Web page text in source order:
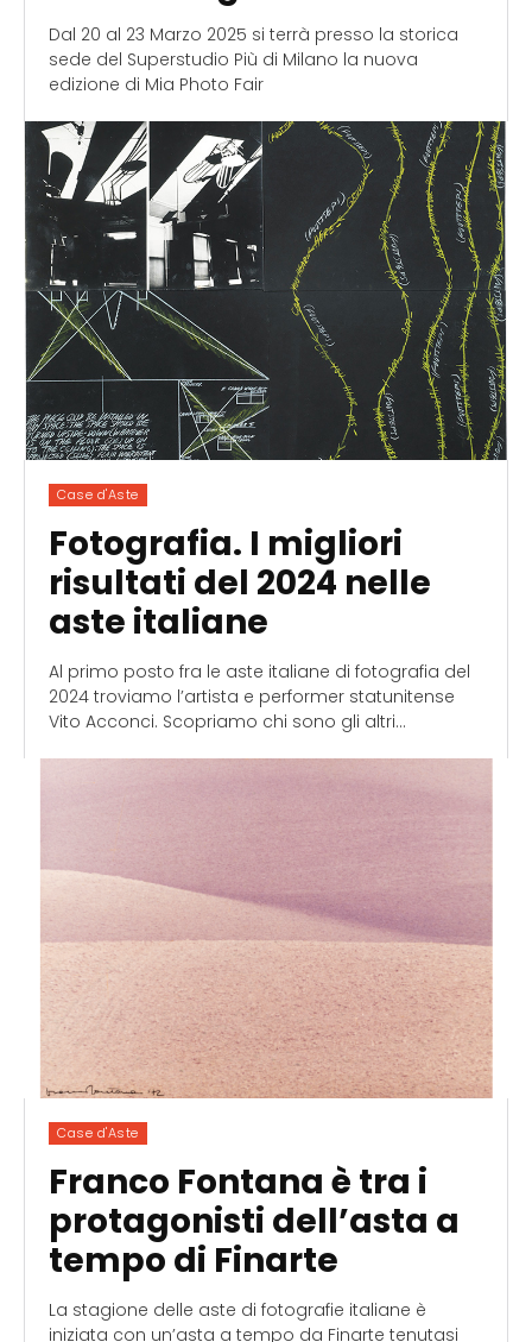
Dal 20 al 23 Marzo 2025 si terrà presso la storica
sede del Superstudio Più di Milano la nuova
edizione di Mia Photo Fair
Case d'Aste
Fotografia. I migliori
risultati del 2024 nelle
aste italiane
Al primo posto fra le aste italiane di fotografia del
2024 troviamo l’artista e performer statunitense
Vito Acconci. Scopriamo chi sono gli altri...
Case d'Aste
Franco Fontana è tra i
protagonisti dell’asta a
tempo di Finarte
La stagione delle aste di fotografie italiane è
iniziata con un’asta a tempo da Finarte tenutasi